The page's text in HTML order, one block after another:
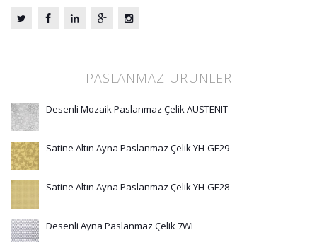
PASLANMAZ ÜRÜNLER
Desenli Mozaik Paslanmaz Çelik AUSTENIT
Satine Altın Ayna Paslanmaz Çelik YH-GE29
Satine Altın Ayna Paslanmaz Çelik YH-GE28
Desenli Ayna Paslanmaz Çelik 7WL